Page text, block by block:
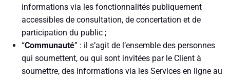
informations via les fonctionnalités publiquement
accessibles de consultation, de concertation et de
participation du public ;
“Communauté” : il s’agit de l’ensemble des personnes
qui soumettent, ou qui sont invitées par le Client à
soumettre, des informations via les Services en ligne au